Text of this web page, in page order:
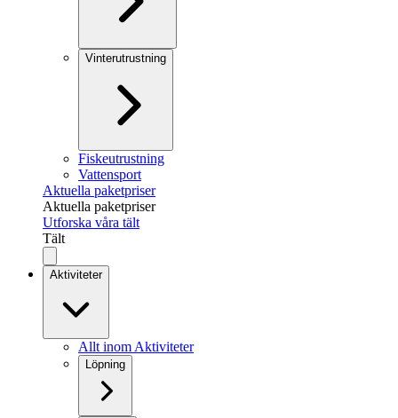
Vinterutrustning
Fiskeutrustning
Vattensport
Aktuella paketpriser
Aktuella paketpriser
Utforska våra tält
Tält
Aktiviteter
Allt inom Aktiviteter
Löpning